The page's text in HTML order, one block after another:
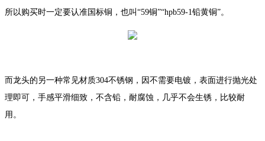
所以购买时一定要认准国标铜，也叫“59铜”“hpb59-1铅黄铜”。
而龙头的另一种常见材质304不锈钢，因不需要电镀，表面进行抛光处
理即可，手感平滑细致，不含铅，耐腐蚀，几乎不会生锈，比较耐
用。